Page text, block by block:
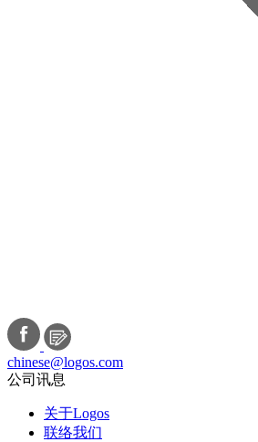
chinese@logos.com
公司讯息
关于Logos
联络我们